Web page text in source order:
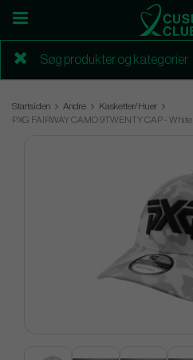
Startsiden Andre
Kasketter/Huer
PXG FAIRWAY CAMO 9TWENTY CAP - White